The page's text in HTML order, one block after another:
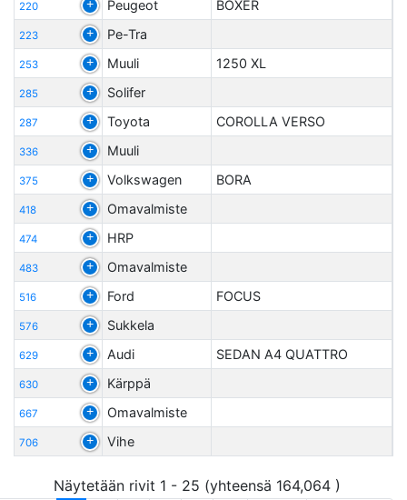
220 Peugeot BOXER
223 Pe-Tra
253 Muuli 1250 XL
285 Solifer
287 Toyota COROLLA VERSO
336 Muuli
375 Volkswagen BORA
418 Omavalmiste
474 HRP
483 Omavalmiste
516 Ford FOCUS
576 Sukkela
629 Audi SEDAN A4 QUATTRO
630 Kärppä
667 Omavalmiste
706 Vihe
Näytetään rivit 1 - 25 (yhteensä 164,064 )